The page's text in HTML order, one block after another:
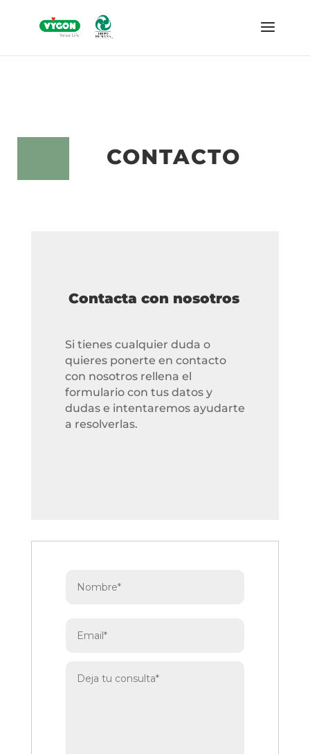
CONTACTO
Contacta con nosotros
Si tienes cualquier duda o
quieres ponerte en contacto
con nosotros rellena el
formulario con tus datos y
dudas e intentaremos ayudarte
a resolverlas.